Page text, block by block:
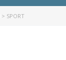
> SPORT